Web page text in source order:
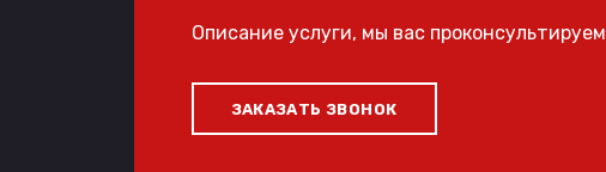
Описание услуги, мы вас проконсультируем
ЗАКАЗАТЬ ЗВОНОК